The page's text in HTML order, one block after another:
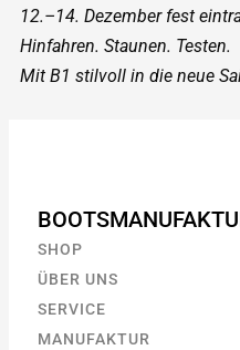
12.–14. Dezember fest
Hinfahren. Staunen. Testen.
Mit B1 stilvoll in die neue
SHOP
ÜBER UNS
SERVICE
MANUFAKTUR